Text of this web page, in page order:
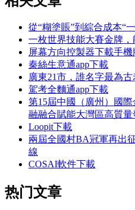
從“糊塗賬”到綜合成本“
一枚世界技能大賽金牌，
屏幕方向控製器下載手機
秦絲生意通app下載
廣東21市，誰名字最為古
駕考全麵通app下載
第15屆中國（廣州）國
融融合賦能大灣區高質量
Loopit下載
兩屆全國村BA冠軍再出
線
COSAI軟件下載
热门文章